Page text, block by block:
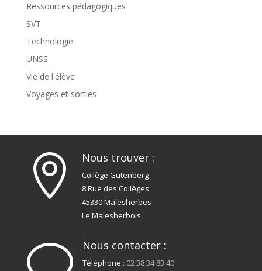
Ressources pédagogiques
SVT
Technologie
UNSS
Vie de l'élève
Voyages et sorties
 Nous trouver :
Collège Gutenberg
8 Rue des Collèges
45330 Malesherbes
Le Malesherbois
Nous contacter :
Téléphone : 02 38 34 83 40